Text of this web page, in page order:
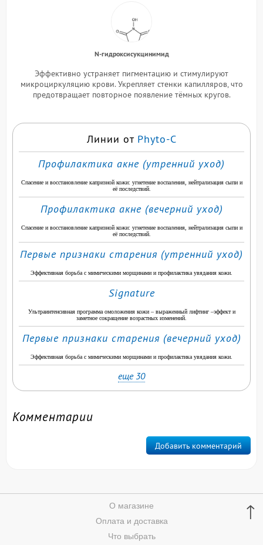
N-гидроксисукцинимид
Эффективно устраняет пигментацию и стимулируют
микроциркуляцию крови. Укрепляет стенки капилляров, что
предотвращает повторное появление тёмных кругов.
Линии от Phyto-C
Профилактика акне (утренний уход)
Спасение и восстановление капризной кожи: угнетение воспаления, нейтрализация сыпи и
её последствий.
Профилактика акне (вечерний уход)
Спасение и восстановление капризной кожи: угнетение воспаления, нейтрализация сыпи и
её последствий.
Первые признаки старения (утренний уход)
Эффективная борьба с мимическими морщинами и профилактика увядания кожи.
Signature
Ультраинтенсивная программа омоложения кожи – выраженный лифтинг –эффект и
заметное сокращение возрастных изменений.
Первые признаки старения (вечерний уход)
Эффективная борьба с мимическими морщинами и профилактика увядания кожи.
еще 30
Комментарии
Добавить комментарий
↑
О магазине
Оплата и доставка
Что выбрать